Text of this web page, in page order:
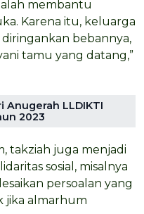
membantu
Karena itu, keluarga
bebannya,
tamu yang datang,”
Anugerah LLDIKTI
2023
takziah juga menjadi
sosial, misalnya
persoalan yang
jika almarhum